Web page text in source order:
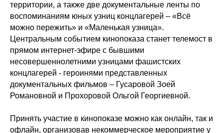
территории, а также две документальные ленты по
воспоминаниям юных узниц концлагерей – «Всё
можно пережить» и «Маленькая узница».
Центральным событием кинопоказа станет телемост в
прямом интернет-эфире с бывшими
несовершеннолетними узницами фашистских
концлагерей - героинями представленных
документальных фильмов – Гусаровой Зоей
Романовной и Прохоровой Ольгой Георгиевной.
Принять участие в кинопоказе можно как онлайн, так и
офлайн, организовав некоммерческое мероприятие у